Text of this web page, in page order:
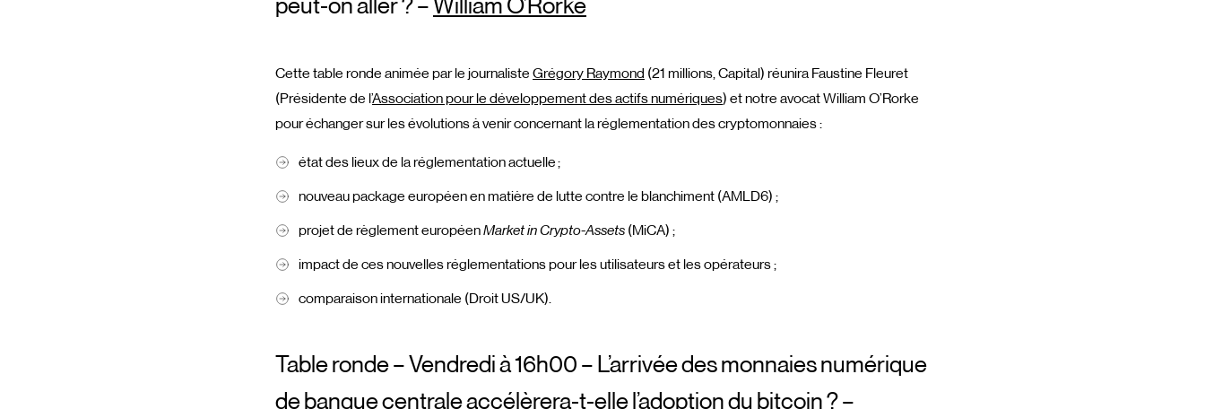
peut-on aller ? –William O’Rorke
Cette table ronde animée par le journaliste Grégory Raymond (21 millions, Capital) réunira Faustine Fleuret
(Présidente de l’Association pour le développement des actifs numériques) et notre avocat William O’Rorke
pour échanger sur les évolutions à venir concernant la réglementation des cryptomonnaies :
état des lieux de la réglementation actuelle ;
nouveau package européen en matière de lutte contre le blanchiment (AMLD6) ;
projet de règlement européenMarket in Crypto-Assets (MiCA) ;
impact de ces nouvelles réglementations pour les utilisateurs et les opérateurs ;
comparaison internationale (Droit US/UK).
Table ronde – Vendredi à 16h00 – L’arrivée des monnaies numérique
de banque centrale accélèrera-t-elle l’adoption du bitcoin ? –